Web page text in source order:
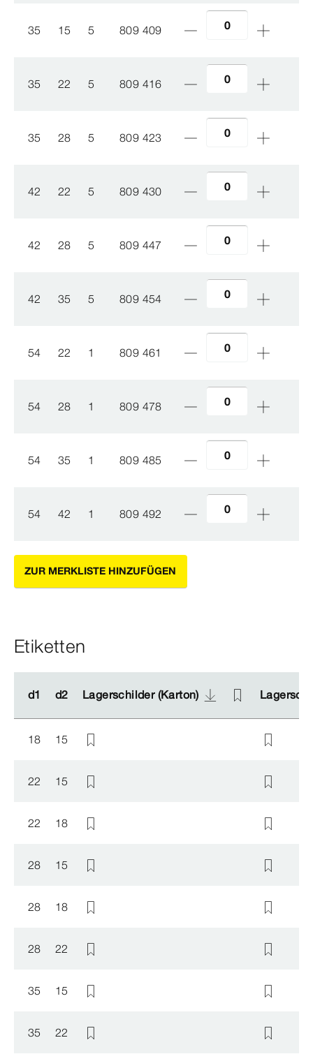
35 15 5 809 409
35 22 5 809 416
35 28 5 809 423
42 22 5 809 430
42 28 5 809 447
42 35 5 809 454
54 22 1 809 461
54 28 1 809 478
54 35 1 809 485
54 42 1 809 492
ZUR MERKLISTE HINZUFÜGEN
Etiketten
d1 d2 Lagerschilder (Karton)
d1 d2 Lagerschilder (Karton)
18 15
22 15
22 18
28 15
28 18
28 22
35 15
35 22